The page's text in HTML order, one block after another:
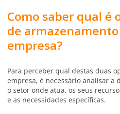
Como saber qual é
de
empresa?
Para perceber qual destas duas
empresa, é necessário analisar a
o setor onde atua, os seus
e as necessidades específicas.